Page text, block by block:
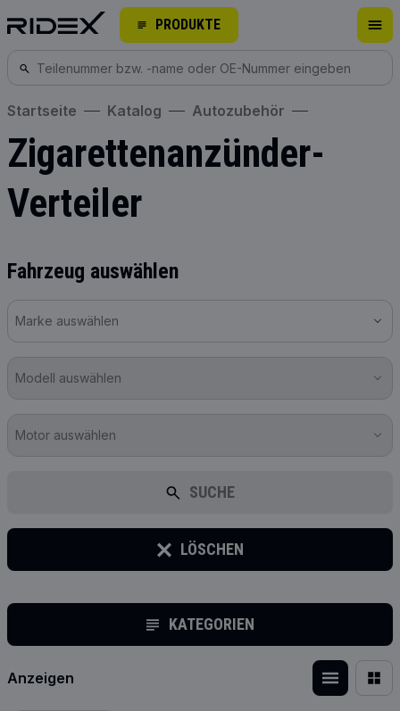
PRODUKTE
Startseite Katalog Autozubehör
Zigarettenanzünder-
Verteiler
Fahrzeug auswählen
Marke auswählen
Modell auswählen
Motor auswählen
SUCHE
LÖSCHEN
KATEGORIEN
Anzeigen